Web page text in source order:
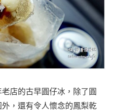
店的古早圓仔冰，除了圓
，還有令人懷念的鳳梨乾